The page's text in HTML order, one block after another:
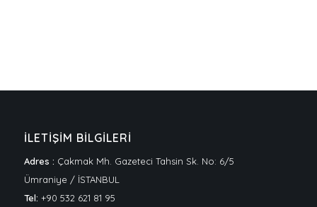
İLETİŞİM BİLGİLERİ
Adres : Çakmak Mh. Gazeteci Tahsin Sk. No: 6/5
Ümraniye / İSTANBUL
Tel: +90 532 621 81 95